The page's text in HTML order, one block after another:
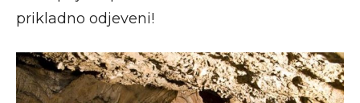
prikladno odjeveni!